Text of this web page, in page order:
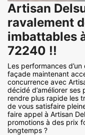
Artisan
ravalement
imbattables
72240 !!
Les performances
façade maintenant
concurrence avec
décidé d’améliorer
rendre plus rapide les
de vous satisfaire
faire appel à Artisan
promotions à des prix
longtemps ?